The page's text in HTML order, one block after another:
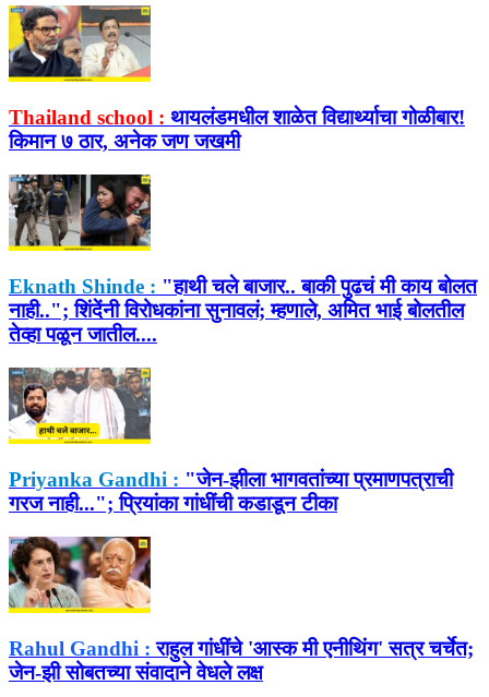
Thailand school : थायलंडमधील शाळेत विद्यार्थ्याचा गोळीबार!
किमान ७ ठार, अनेक जण जखमी
Eknath Shinde : "हाथी चले बाजार.. बाकी पुढचं मी काय बोलत
नाही.."; शिंदेंनी विरोधकांना सुनावलं; म्हणाले, अमित भाई बोलतील
तेव्हा पळून जातील....
Priyanka Gandhi : "जेन-झीला भागवतांच्या प्रमाणपत्राची
गरज नाही..."; प्रियांका गांधींची कडाडून टीका
Rahul Gandhi : राहुल गांधींचे 'आस्क मी एनीथिंग' सत्र चर्चेत;
जेन-झी सोबतच्या संवादाने वेधले लक्ष